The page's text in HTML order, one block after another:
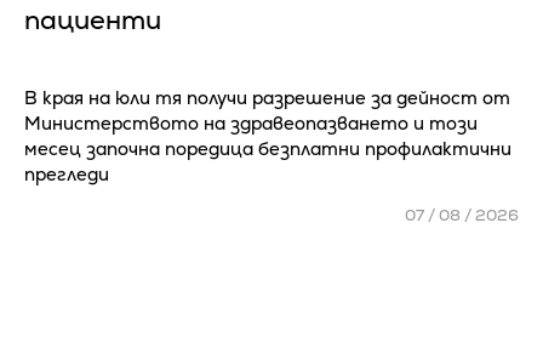
пациенти
В края на юли тя получи разрешение за дейност от
Министерството на здравеопазването и този
месец започна поредица безплатни профилактични
прегледи
07 / 08 / 2026